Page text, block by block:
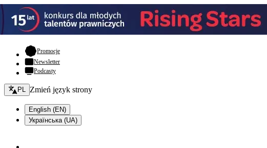
Promocje- otwiera się w nowej karcie
Newsletter
Podcasty
Zmień język - bieżący:
PL Zmień język strony
English (EN)
Українська (UA)